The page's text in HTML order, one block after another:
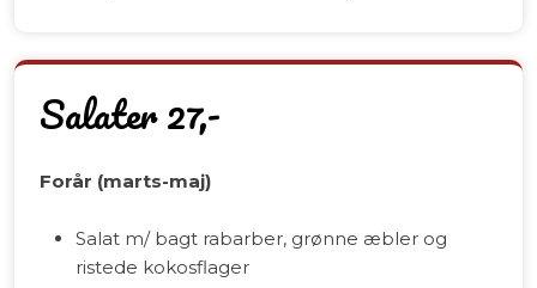
Salater 27,-
Forår (marts-maj)
Salat m/ bagt rabarber, grønne æbler og
ristede kokosflager